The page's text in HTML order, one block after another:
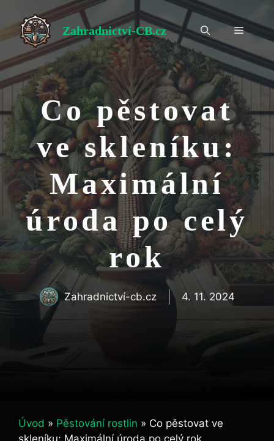
obsah
Zahradnictví-CB.cz Menu
Co pěstovat
ve skleníku:
Maximální
úroda po celý
rok
Zahradnictví-cb.cz 4. 11. 2024
Úvod » Pěstování rostlin » Co pěstovat ve
skleníku: Maximální úroda po celý rok